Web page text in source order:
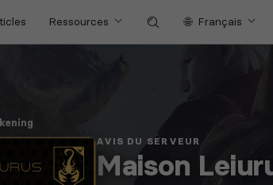
Ressources Français
AVIS DU SERVEUR
Maison